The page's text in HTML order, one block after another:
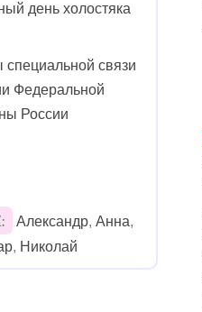
день холостяка
связи
Федеральной
России
Александр, Анна,
, Николай